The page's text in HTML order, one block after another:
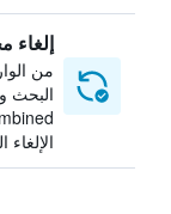
إلغاء
من
البحث
الإلغاء